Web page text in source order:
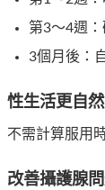
第3～4週
3個月後：
性生活更自然
不需計算服用
改善攝護腺